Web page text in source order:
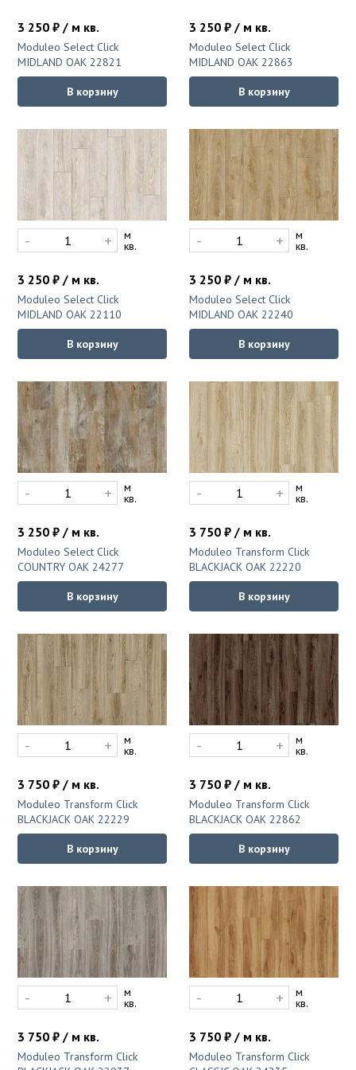
Ковролин оптом
Ковролин под теплый пол
3 250 ₽ / м кв.
Moduleo Select Click
MIDLAND OAK 22821
В корзину
3 250 ₽ / м кв.
Moduleo Select Click
MIDLAND OAK 22863
В корзину
3 250 ₽ / м кв.
Moduleo Select Click
MIDLAND OAK 22110
- + м
кв.
В корзину
3 250 ₽ / м кв.
Moduleo Select Click
MIDLAND OAK 22240
- + м
кв.
В корзину
3 250 ₽ / м кв.
Moduleo Select Click
COUNTRY OAK 24277
- + м
кв.
В корзину
3 750 ₽ / м кв.
Moduleo Transform Click
BLACKJACK OAK 22220
- + м
кв.
В корзину
3 750 ₽ / м кв.
Moduleo Transform Click
BLACKJACK OAK 22229
- + м
кв.
В корзину
3 750 ₽ / м кв.
Moduleo Transform Click
BLACKJACK OAK 22862
- + м
кв.
В корзину
3 750 ₽ / м кв.
Moduleo Transform Click
- + м
кв.
3 750 ₽ / м кв.
Moduleo Transform Click
- + м
кв.